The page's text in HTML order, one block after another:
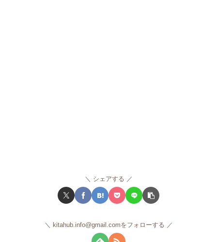
シェアする
kitahub.info@gmail.comをフォローする